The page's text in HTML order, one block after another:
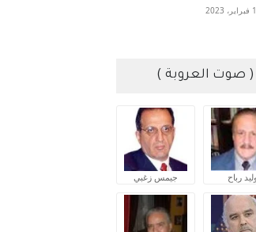
صوت العروبة )
رباح جيمس زغبي